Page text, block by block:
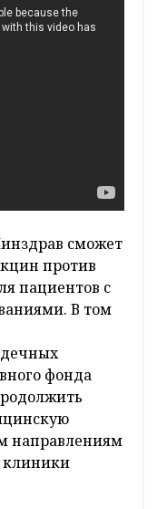
сможет
против
пациентов с
В том
фонда
направлениям
клиники